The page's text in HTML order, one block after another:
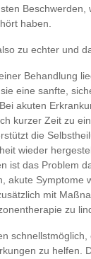
Beschwerden,
haben.
zu echter und
Behandlung
sie eine sanfte,
akuten
kurzer Zeit zu
die
wieder
ist das Problem
akute Symptome
mit
zu
schnellstmöglich,
zu helfen.